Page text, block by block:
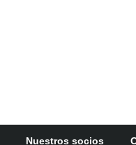
Nuestros socios